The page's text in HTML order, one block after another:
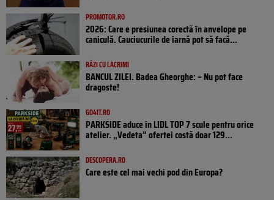
PROMOTOR.RO
2026: Care e presiunea corectă în anvelope pe
caniculă. Cauciucurile de iarnă pot să facă...
RÂZI CU LACRIMI
BANCUL ZILEI. Badea Gheorghe: – Nu pot face
dragoste!
GO4IT.RO
PARKSIDE aduce în LIDL TOP 7 scule pentru orice
atelier. „Vedeta” ofertei costă doar 129...
DESCOPERA.RO
Care este cel mai vechi pod din Europa?